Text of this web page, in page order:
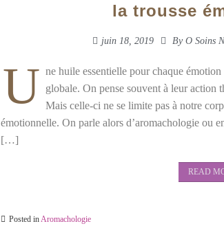
la trousse
juin 18, 2019 By O Soins
U ne huile essentielle pour chaque
globale. On pense souvent à leur action
Mais celle-ci ne se limite pas à notre
émotionnelle. On parle alors d’aromachologie ou
[…]
READ
Posted inAromachologie